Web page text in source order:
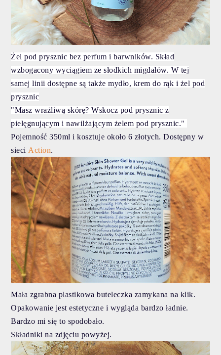
Żel pod prysznic bez perfum i barwników. Skład
wzbogacony wyciągiem ze słodkich migdałów. W tej
samej linii dostępne są także mydło, krem do rąk i żel pod
prysznic
"Masz wrażliwą skórę? Wskocz pod prysznic z
pielęgnującym i nawilżającym żelem pod prysznic."
Pojemność 350ml i kosztuje około 6 złotych. Dostępny w
sieci Action.
Mała zgrabna plastikowa buteleczka zamykana na klik.
Opakowanie jest estetyczne i wygląda bardzo ładnie.
Bardzo mi się to spodobało.
Składniki na zdjęciu powyżej.